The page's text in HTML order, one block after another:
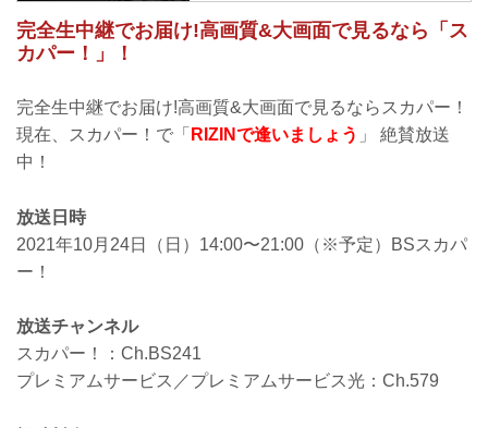
視聴料金：前売チケット 5,000円（税
込）/ 当日チケット 5,500円（税込）
完全生中継でお届け!高画質&大画面で見るなら「ス
カパー！」！
完全生中継でお届け!高画質&大画面で見るならスカパー！
現在、スカパー！で「 RIZINで逢いましょう 」 絶賛放送
中！
放送日時
2021年10月24日（日）14:00〜21:00（※予定）BSスカパ
ー！
放送チャンネル
スカパー！：Ch.BS241
プレミアムサービス／プレミアムサービス光：Ch.579